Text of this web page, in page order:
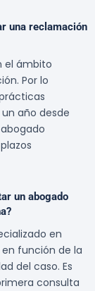
una reclamación
el ámbito
Por lo
año desde
un abogado
en
función de la
del caso. Es
consulta